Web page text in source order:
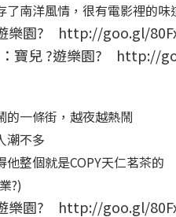
了南洋風情，很有電影裡的味
：寶兒 ?遊樂園? http://
的一條街，越夜越熱鬧
潮不多
整個就是COPY天仁茗茶的
?)